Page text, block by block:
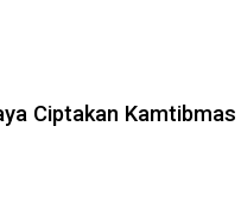
Ciptakan Kamtibmas